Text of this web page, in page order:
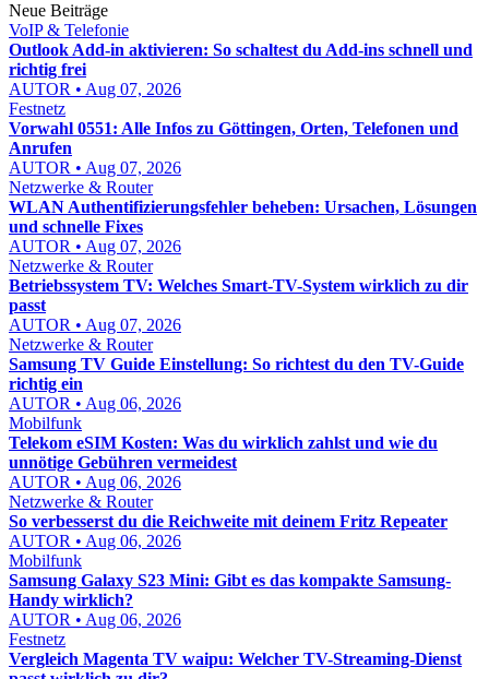
Neue Beiträge
VoIP & Telefonie
Outlook Add-in aktivieren: So schaltest du Add-ins schnell und
richtig frei
AUTOR • Aug 07, 2026
Festnetz
Vorwahl 0551: Alle Infos zu Göttingen, Orten, Telefonen und
Anrufen
AUTOR • Aug 07, 2026
Netzwerke & Router
WLAN Authentifizierungsfehler beheben: Ursachen, Lösungen
und schnelle Fixes
AUTOR • Aug 07, 2026
Netzwerke & Router
Betriebssystem TV: Welches Smart-TV-System wirklich zu dir
passt
AUTOR • Aug 07, 2026
Netzwerke & Router
Samsung TV Guide Einstellung: So richtest du den TV-Guide
richtig ein
AUTOR • Aug 06, 2026
Mobilfunk
Telekom eSIM Kosten: Was du wirklich zahlst und wie du
unnötige Gebühren vermeidest
AUTOR • Aug 06, 2026
Netzwerke & Router
So verbesserst du die Reichweite mit deinem Fritz Repeater
AUTOR • Aug 06, 2026
Mobilfunk
Samsung Galaxy S23 Mini: Gibt es das kompakte Samsung-
Handy wirklich?
AUTOR • Aug 06, 2026
Festnetz
Vergleich Magenta TV waipu: Welcher TV-Streaming-Dienst